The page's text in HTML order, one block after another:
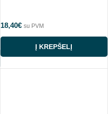
18,40€ su PVM
Į KREPŠELĮ